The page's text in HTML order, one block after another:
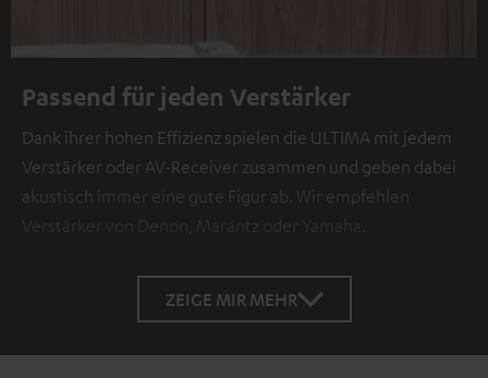
Passend für jeden Verstärker
Dank ihrer hohen Effizienz spielen die ULTIMA mit jedem
Verstärker oder AV-Receiver zusammen und geben dabei
akustisch immer eine gute Figur ab. Wir empfehlen
Verstärker von Denon, Marantz oder Yamaha.
ZEIGE MIR MEHR